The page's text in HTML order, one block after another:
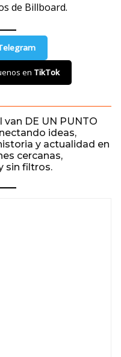
de Billboard.
en TikTok
van DE UN PUNTO
ideas,
y actualidad en
cercanas,
sin filtros.